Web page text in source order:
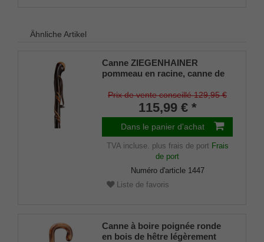
Ähnliche Artikel
Canne ZIEGENHAINER
pommeau en racine, canne de
châtaignier poli à la main, avec
fraisage décoratif doublement
torsadé, pointe de canne de
montagne et dragonne en cuir
incluses.
Prix de vente conseillé 129,95 €
115,99 € *
Dans le panier d'achat
TVA incluse. plus frais de port Frais
de port
Numéro d'article 1447
Liste de favoris
Canne à boire poignée ronde
en bois de hêtre légèrement